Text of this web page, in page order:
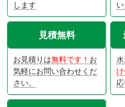
します
見積無料
お見積りは無料です！ お
気軽にお問い合わせくだ
さい。